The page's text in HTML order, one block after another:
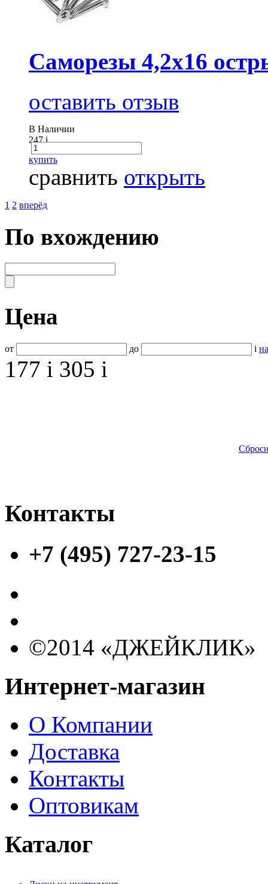
Саморезы 4,2х16
оставить отзыв
В Наличии
247i
купить
сравнить открыть
1 2 вперёд
По вхождению
Цена
от до i
177 i 305 i
Контакты
+7 (495) 727-23-15
©2014 «ДЖЕЙКЛИК»
Интернет-магазин
О Компании
Доставка
Контакты
Оптовикам
Каталог